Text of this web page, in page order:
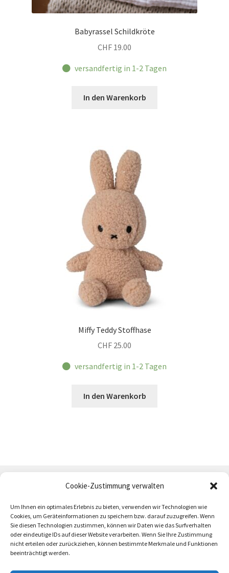
Cookie-Zustimmung verwalten
Um Ihnen ein optimales Erlebnis zu bieten, verwenden wir Technologien wie
Cookies, um Geräteinformationen zu speichern bzw. darauf zuzugreifen. Wenn
Sie diesen Technologien zustimmen, können wir Daten wie das Surfverhalten
oder eindeutige IDs auf dieser Website verarbeiten. Wenn Sie Ihre Zustimmung
nicht erteilen oder zurückziehen, können bestimmte Merkmale und Funktionen
beeinträchtigt werden.
Babyrassel Schildkröte
CHF 19.00
versandfertig in 1-2 Tagen
In den Warenkorb
Miffy Teddy Stoffhase
CHF 25.00
versandfertig in 1-2 Tagen
In den Warenkorb
AGB Zahlung und Versand Impressum